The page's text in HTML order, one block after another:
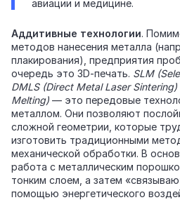
авиации и медицине.
Аддитивные технологии.
методов нанесения металла
плакирования), предприятия
очередь это 3D‑печать. SLM
DMLS (Direct Metal Laser Sintering)
Melting) — это передовые
металлом. Они позволяют
сложной геометрии, которые
изготовить традиционными
механической обработки. В
работа с металлическим
тонким слоем, а затем
помощью энергетического